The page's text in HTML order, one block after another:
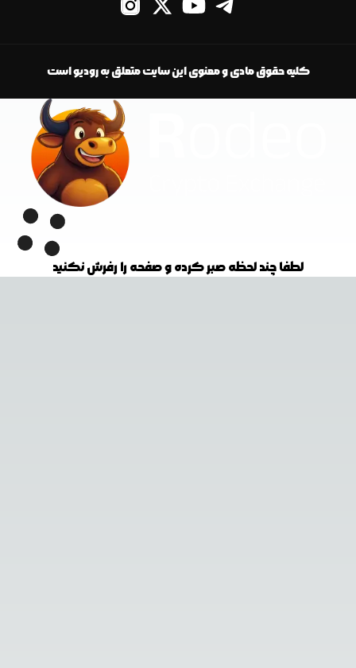
کلیه حقوق مادی و معنوی این سایت متعلق به رودیو است
لطفا چند لحظه صبر کرده و صفحه را رفرش نکنید